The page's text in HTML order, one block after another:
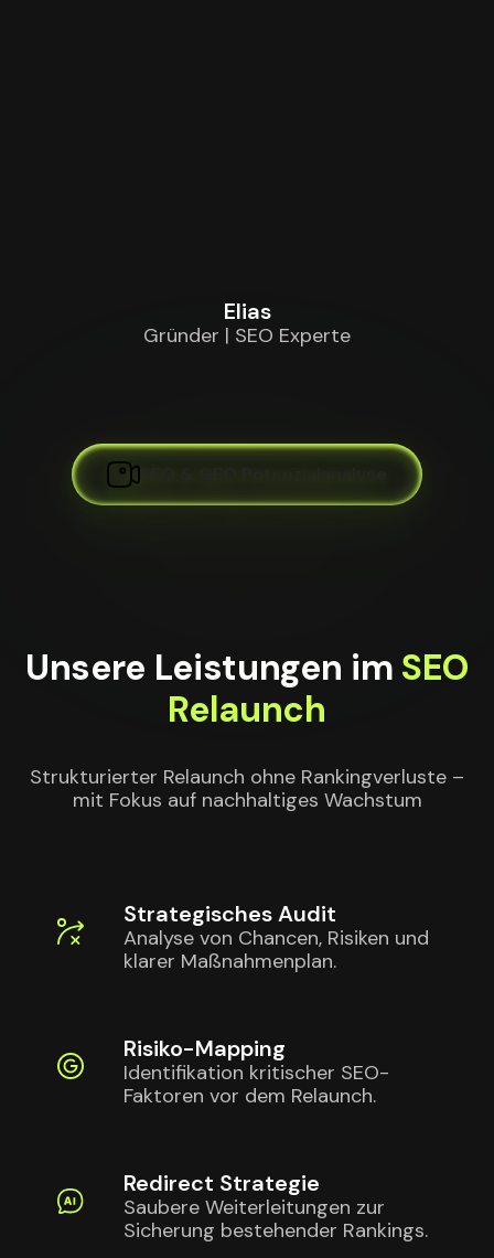
Elias
Gründer | SEO Experte
SEO & GEO Potenzialanalyse
Unsere Leistungen im SEO
Relaunch
Strukturierter Relaunch ohne Rankingverluste –
mit Fokus auf nachhaltiges Wachstum
Strategisches Audit
Analyse von Chancen, Risiken und
klarer Maßnahmenplan.
Risiko-Mapping
Identifikation kritischer SEO-
Faktoren vor dem Relaunch.
Redirect Strategie
Saubere Weiterleitungen zur
Sicherung bestehender Rankings.